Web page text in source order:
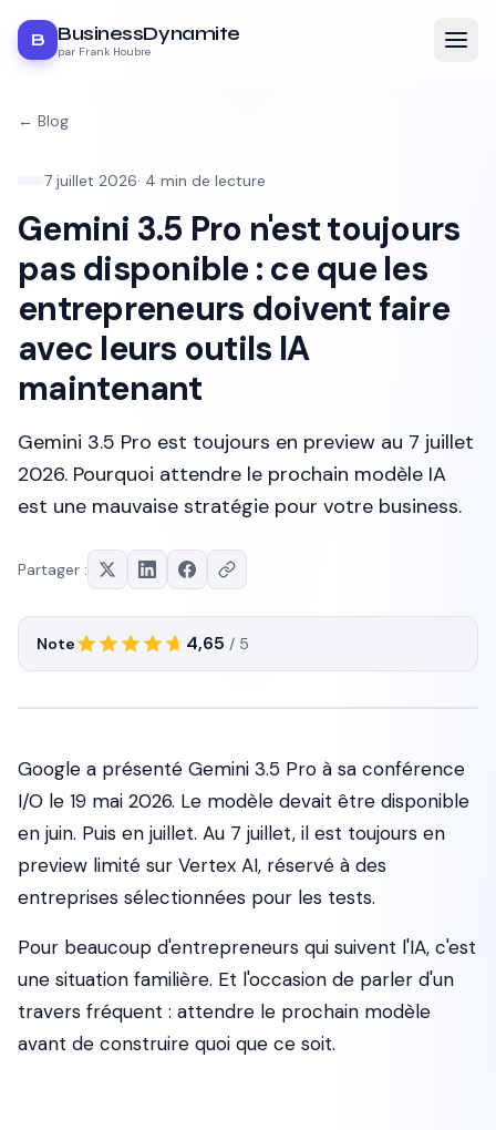
B BusinessDynamite
par Frank Houbre
← Blog
7 juillet 2026· 4 min de lecture
Gemini 3.5 Pro n'est toujours
pas disponible : ce que les
entrepreneurs doivent faire
avec leurs outils IA
maintenant
Gemini 3.5 Pro est toujours en preview au 7 juillet
2026. Pourquoi attendre le prochain modèle IA
est une mauvaise stratégie pour votre business.
Partager :
Note 4,65 / 5
Google a présenté Gemini 3.5 Pro à sa conférence
I/O le 19 mai 2026. Le modèle devait être disponible
en juin. Puis en juillet. Au 7 juillet, il est toujours en
preview limité sur Vertex AI, réservé à des
entreprises sélectionnées pour les tests.
Pour beaucoup d'entrepreneurs qui suivent l'IA, c'est
une situation familière. Et l'occasion de parler d'un
travers fréquent : attendre le prochain modèle
avant de construire quoi que ce soit.